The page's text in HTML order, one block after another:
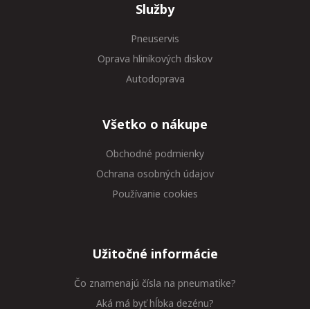
Služby
Pneuservis
Oprava hliníkových diskov
Autodoprava
Všetko o nákupe
Obchodné podmienky
Ochrana osobných údajov
Používanie cookies
Užitočné informácie
Čo znamenajú čísla na pneumatike?
Aká má byť hĺbka dezénu?